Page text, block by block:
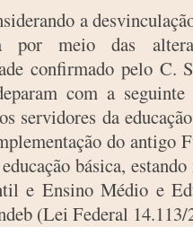
a
por meio das
confirmado pelo C.
com a
servidores da
do antigo
básica,
e Ensino Médio e
(Lei Federal 14.113/